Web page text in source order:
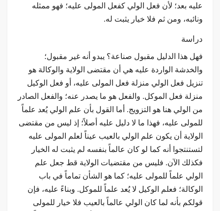
عليه بعد؛ لأن فعل الولي كفعل المولى عليه؛ فهو ممثله
ونائبه، ومن ثم فلا خيار يثبت له.
دراسة
فهل هذا الدليل مقبول صناعة؟ يبدو أنه غير مقبول؛
والخدشة الواردة عليه هي أن مقتضى الولاية والوكالة هو
تنزيل فعل الولي منزلة فعل المولى عليه، أو فعل الوكيل
منزلة فعل الموكل. والفعل هو ما يصدر عنه؛ والفعل الصادر
من الولي هنا هو التزويج. أما القول بأن علم الولي يُعد علماً
للمولى عليه، فهذا ما لا دليل عليه أصلاً؛ إذ ليس من مقتضى
الولاية أن يكون علم الولي بالعيب عيناً لعلم المولى عليه
لتستنتجوا أنه كما لو كان عالماً بنفسه لم يثبت له الخيار
فكذلك الآن. فليس من مقتضيات الولاية قط جعل علم
الولي علماً للمولى عليه؛ كما هو الشأن تماماً في باب
الوكالة؛ فعلم الوكيل لا يُعد علماً للموكل. وبناءً عليه، فإن
قولكم بأنه لما كان الولي عالماً بالعيب فلا خيار للمولى